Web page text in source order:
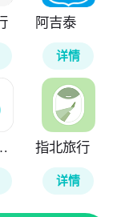
阿吉泰
详情
版 指北旅行
详情